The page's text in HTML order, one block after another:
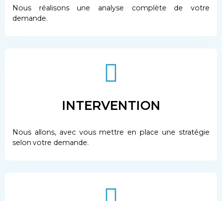
Nous réalisons une analyse complète de votre
demande.
INTERVENTION
Nous allons, avec vous mettre en place une stratégie
selon votre demande.